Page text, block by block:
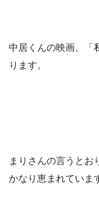
中居くんの映画、「
ります。
まりさんの言うとお
かなり恵まれていま